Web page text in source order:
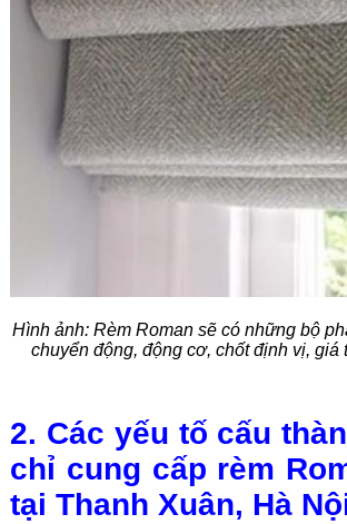
Hình ảnh: Rèm Roman sẽ có những bộ
chuyển động, động cơ, chốt định vị, giá
2. Các yếu tố cấu
chỉ cung cấp rèm
tại Thanh Xuân, Hà